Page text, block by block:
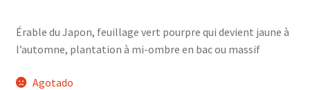
Érable du Japon, feuillage vert pourpre qui devient jaune à
l’automne, plantation à mi-ombre en bac ou massif
Agotado